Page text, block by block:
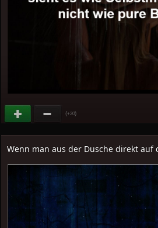
(+20)
Wenn man aus der Dusche direkt auf